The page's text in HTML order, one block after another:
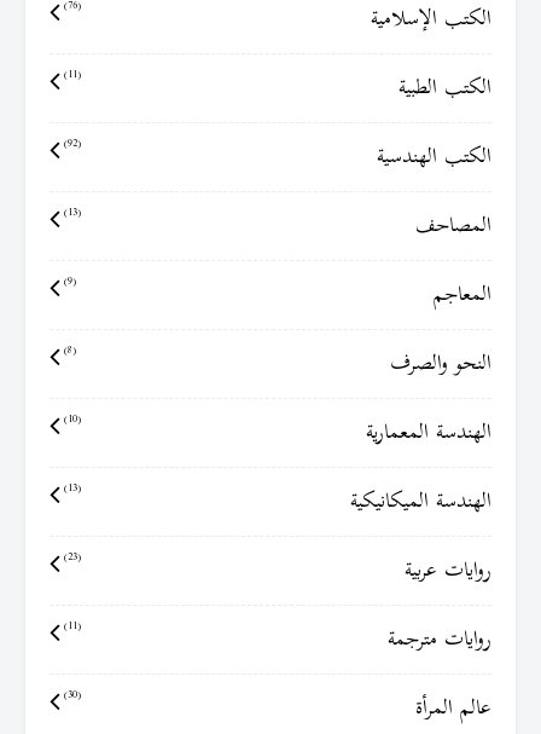
الكتب الإسلامية (76)
الكتب الطبية (11)
الكتب الهندسية (92)
المصاحف (13)
المعاجم (9)
النحو والصرف (8)
الهندسة المعمارية (10)
الهندسة الميكانيكية (13)
روايات عربية (23)
روايات مترجمة (11)
عالم المرأة (30)